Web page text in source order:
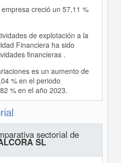
creció un 57,11 %
de explotación a la
Financiera ha sido
financieras .
es un aumento de
% en el periodo
% en el año 2023.
sectorial de
SL